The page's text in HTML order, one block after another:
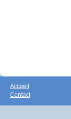
Accueil
Contact